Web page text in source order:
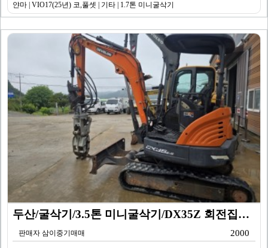
얀마 | VIO17(25년) 코,풀셋 | 기타 | 1.7톤 미니굴삭기
두산/굴삭기/3.5톤 미니굴삭기/DX35Z 회전집게/2…
판매자 삼이중기매매 2000